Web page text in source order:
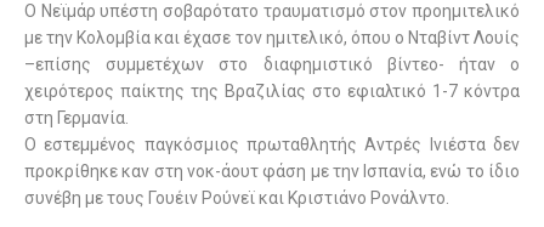
Ο Νεϊμάρ υπέστη σοβαρότατο τραυματισμό στον προημιτελικό
με την Κολομβία και έχασε τον ημιτελικό, όπου ο Νταβίντ Λουίς
–επίσης συμμετέχων στο διαφημιστικό βίντεο- ήταν ο
χειρότερος παίκτης της Βραζιλίας στο εφιαλτικό 1-7 κόντρα
στη Γερμανία.
Ο εστεμμένος παγκόσμιος πρωταθλητής Αντρές Ινιέστα δεν
προκρίθηκε καν στη νοκ-άουτ φάση με την Ισπανία, ενώ το ίδιο
συνέβη με τους Γουέιν Ρούνεϊ και Κριστιάνο Ρονάλντο.